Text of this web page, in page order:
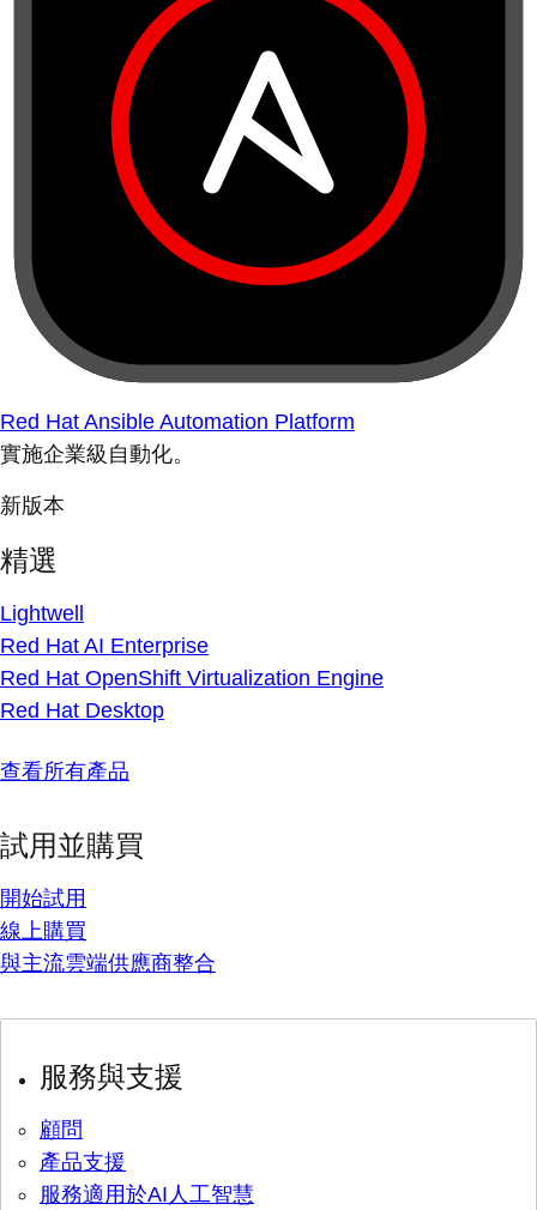
Red Hat Ansible Automation Platform
實施企業級自動化。
新版本
精選
Lightwell
Red Hat AI Enterprise
Red Hat OpenShift Virtualization Engine
Red Hat Desktop
查看所有產品
試用並購買
開始試用
線上購買
與主流雲端供應商整合
服務與支援
顧問
產品支援
服務適用於AI人工智慧